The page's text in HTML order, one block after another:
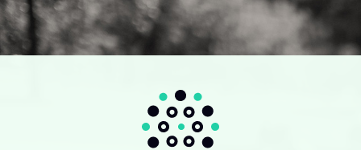
דילוג לתוכן הראשי
התחברות לMoodle 4.5.5+